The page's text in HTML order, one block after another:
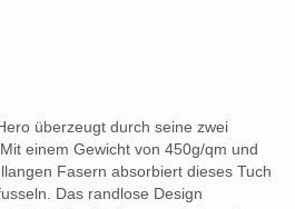
überzeugt durch seine zwei
einem Gewicht von 450g/qm und
Fasern absorbiert dieses Tuch
Das randlose Design